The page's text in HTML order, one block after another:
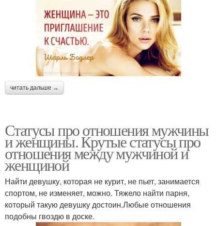
Женские статусы
читать дальше →
Статусы про отношения мужчины
и женщины. Крутые статусы про
отношения между мужчиной и
женщиной
Найти девушку, которая не курит, не пьет, занимается
спортом, не изменяет, можно. Тяжело найти парня,
который такую девушку достоин.Любые отношения
подобны гвоздю в доске.